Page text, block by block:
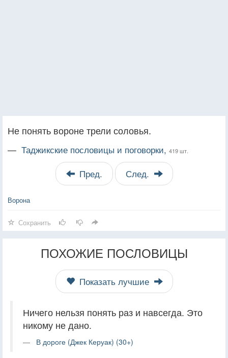
Не понять вороне трели соловья.
— Таджикские пословицы и поговорки, 419 шт.
Пред. След.
Ворона
Сохранить
ПОХОЖИЕ ПОСЛОВИЦЫ
Показать лучшие
Ничего нельзя понять раз и навсегда. Это
никому не дано.
В дороге (Джек Керуак) (30+)